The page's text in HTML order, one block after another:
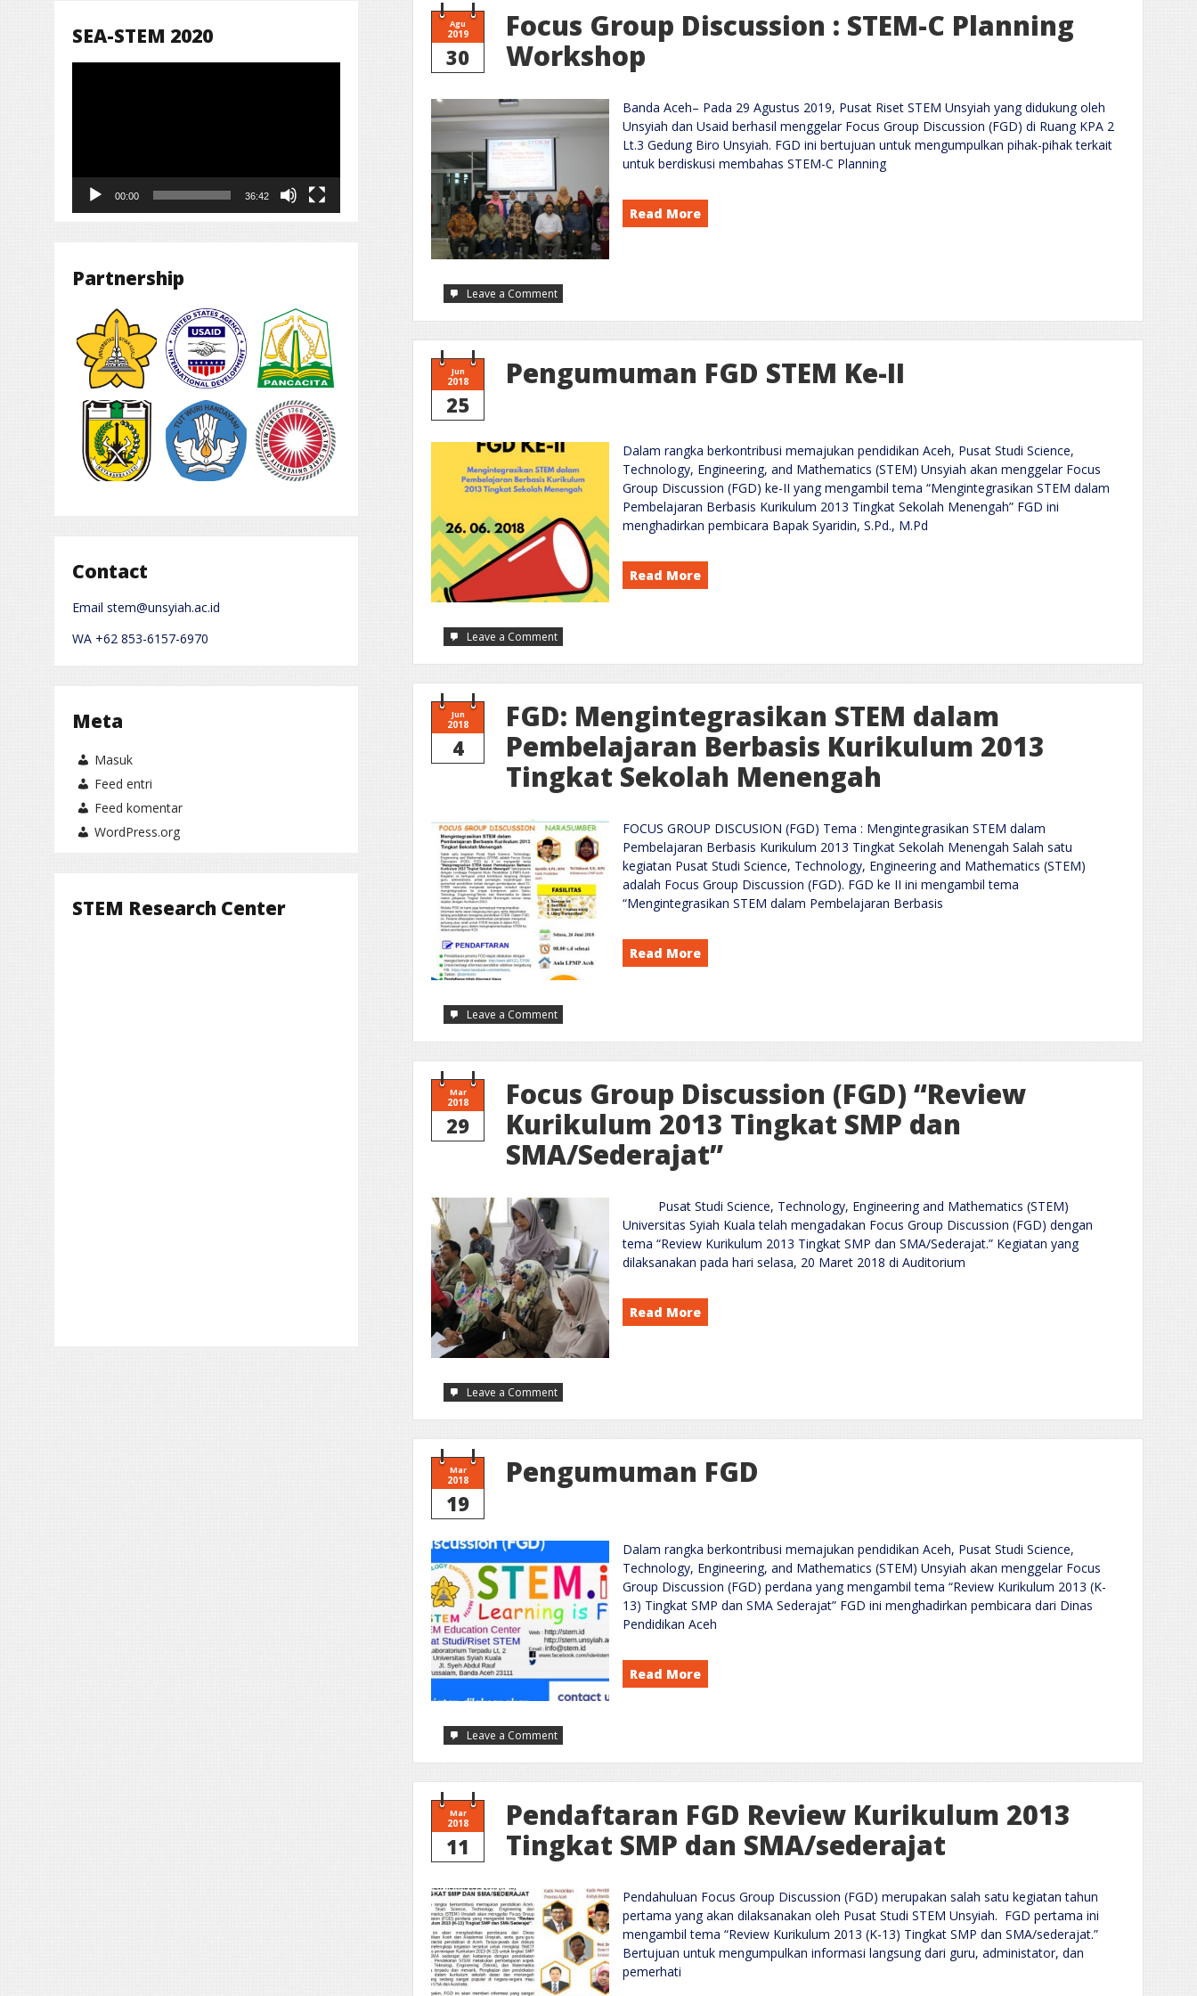
Agu
2019
30
Focus Group Discussion : STEM-C Planning
Workshop
Banda Aceh– Pada 29 Agustus 2019, Pusat Riset STEM Unsyiah yang didukung oleh
Unsyiah dan Usaid berhasil menggelar Focus Group Discussion (FGD) di Ruang KPA 2
Lt.3 Gedung Biro Unsyiah. FGD ini bertujuan untuk mengumpulkan pihak-pihak terkait
untuk berdiskusi membahas STEM-C Planning
Read More
Leave a Commenton
Focus
Discussion
STEM-
Planning
Workshop
Jun
2018
25
Pengumuman FGD STEM Ke-II
Dalam rangka berkontribusi memajukan pendidikan Aceh, Pusat Studi Science,
Technology, Engineering, and Mathematics (STEM) Unsyiah akan menggelar Focus
Group Discussion (FGD) ke-II yang mengambil tema “Mengintegrasikan STEM dalam
Pembelajaran Berbasis Kurikulum 2013 Tingkat Sekolah Menengah” FGD ini
menghadirkan pembicara Bapak Syaridin, S.Pd., M.Pd
Read More
Leave a Commenton
Pengumuman
STEM
II
Jun
2018
4
FGD: Mengintegrasikan STEM dalam
Pembelajaran Berbasis Kurikulum 2013
Tingkat Sekolah Menengah
FOCUS GROUP DISCUSION (FGD) Tema : Mengintegrasikan STEM dalam
Pembelajaran Berbasis Kurikulum 2013 Tingkat Sekolah Menengah Salah satu
kegiatan Pusat Studi Science, Technology, Engineering and Mathematics (STEM)
adalah Focus Group Discussion (FGD). FGD ke II ini mengambil tema
“Mengintegrasikan STEM dalam Pembelajaran Berbasis
Read More
Leave a Commenton
FGD:
STEM
Pembelajaran
Kurikulum
2013
Tingkat
Sekolah
Menengah
Mar
2018
29
Focus Group Discussion (FGD) “Review
Kurikulum 2013 Tingkat SMP dan
SMA/Sederajat”
Pusat Studi Science, Technology, Engineering and Mathematics (STEM)
Universitas Syiah Kuala telah mengadakan Focus Group Discussion (FGD) dengan
tema “Review Kurikulum 2013 Tingkat SMP dan SMA/Sederajat.” Kegiatan yang
dilaksanakan pada hari selasa, 20 Maret 2018 di Auditorium
Read More
Leave a Commenton
Focus
Discussion
“Review
2013
Tingkat
SMP
Mar
2018
19
Pengumuman FGD
Dalam rangka berkontribusi memajukan pendidikan Aceh, Pusat Studi Science,
Technology, Engineering, and Mathematics (STEM) Unsyiah akan menggelar Focus
Group Discussion (FGD) perdana yang mengambil tema “Review Kurikulum 2013 (K-
13) Tingkat SMP dan SMA Sederajat” FGD ini menghadirkan pembicara dari Dinas
Pendidikan Aceh
Read More
Leave a Commenton
Pengumuman
Mar
2018
11
Pendaftaran FGD Review Kurikulum 2013
Tingkat SMP dan SMA/sederajat
Pendahuluan Focus Group Discussion (FGD) merupakan salah satu kegiatan tahun
pertama yang akan dilaksanakan oleh Pusat Studi STEM Unsyiah. FGD pertama ini
mengambil tema “Review Kurikulum 2013 (K-13) Tingkat SMP dan SMA/sederajat.”
Bertujuan untuk mengumpulkan informasi langsung dari guru, administator, dan
pemerhati
SEA-STEM 2020
Pemutar
00:00 36:42
Partnership
Contact
Email stem@unsyiah.ac.id
WA +62 853-6157-6970
Meta
Masuk
Feed entri
Feed komentar
WordPress.org
STEM Research Center